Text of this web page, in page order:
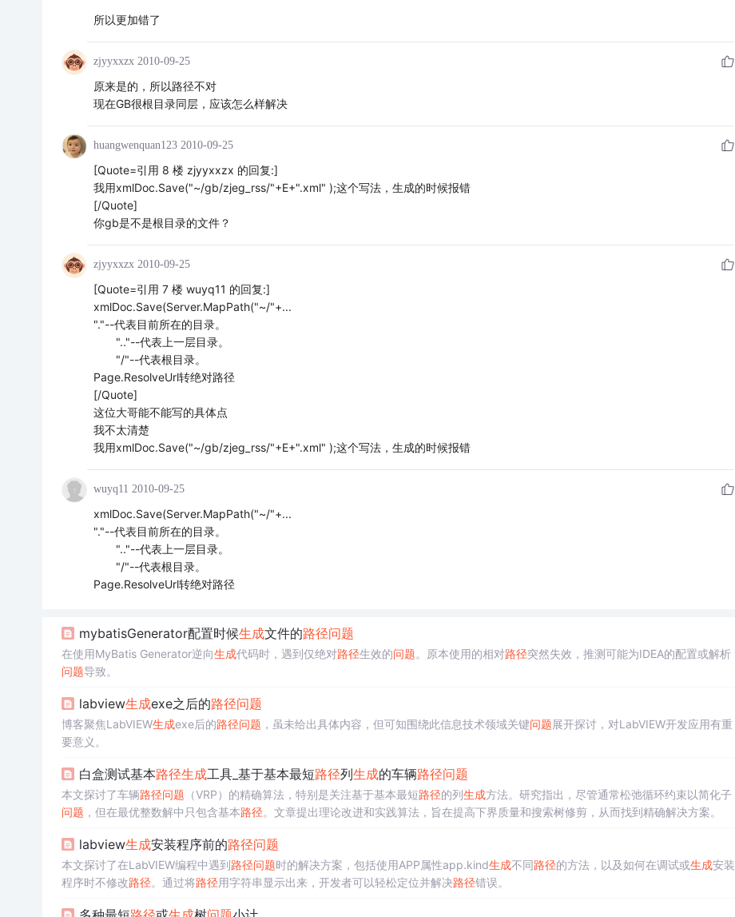
所以更加错了
zjyyxxzx 2010-09-25
原来是的，所以路径不对
现在GB很根目录同层，应该怎么样解决
huangwenquan123 2010-09-25
[Quote=引用 8 楼 zjyyxxzx 的回复:]
我用xmlDoc.Save("~/gb/zjeg_rss/"+E+".xml" );这个写法，生成的时候报错
[/Quote]
你gb是不是根目录的文件？
zjyyxxzx 2010-09-25
[Quote=引用 7 楼 wuyq11 的回复:]
xmlDoc.Save(Server.MapPath("~/"+...
"."--代表目前所在的目录。
".."--代表上一层目录。
"/"--代表根目录。
Page.ResolveUrl转绝对路径
[/Quote]
这位大哥能不能写的具体点
我不太清楚
我用xmlDoc.Save("~/gb/zjeg_rss/"+E+".xml" );这个写法，生成的时候报错
wuyq11 2010-09-25
xmlDoc.Save(Server.MapPath("~/"+...
"."--代表目前所在的目录。
".."--代表上一层目录。
"/"--代表根目录。
Page.ResolveUrl转绝对路径
mybatisGenerator配置时候生成文件的路径问题
在使用MyBatis Generator逆向生成代码时，遇到仅绝对路径生效的问题。原本使用的相对路径突然失效，推测可能为IDEA的配置或解析
问题导致。
labview生成exe之后的路径问题
博客聚焦LabVIEW生成exe后的路径问题 ，虽未给出具体内容，但可知围绕此信息技术领域关键问题展开探讨，对LabVIEW开发应用有重
要意义。
白盒测试基本路径生成工具_基于基本最短路径列生成的车辆路径问题
本文探讨了车辆路径问题 （VRP）的精确算法，特别是关注基于基本最短路径的列生成方法。研究指出，尽管通常松弛循环约束以简化子
问题 ，但在最优整数解中只包含基本路径。文章提出理论改进和实践算法，旨在提高下界质量和搜索树修剪，从而找到精确解决方案。
labview生成安装程序前的路径问题
本文探讨了在LabVIEW编程中遇到路径问题时的解决方案，包括使用APP属性app.kind生成不同路径的方法，以及如何在调试或生成安装
程序时不修改路径。通过将路径用字符串显示出来，开发者可以轻松定位并解决路径错误。